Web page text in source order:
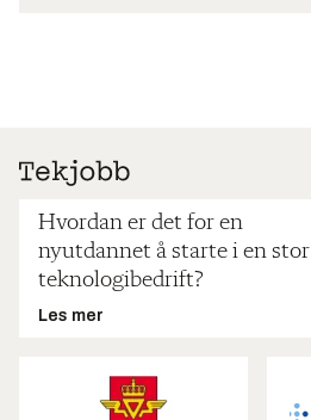
Hvordan er det for en
nyutdannet å starte i en stor
teknologibedrift?
Les mer